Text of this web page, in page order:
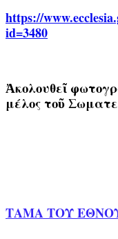
https://
id=3480
Ἀκολουθεῖ
μέλος τοῦ
ΤΑΜΑ ΤΟΥ